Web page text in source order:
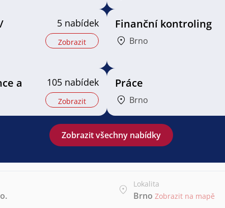
5 nabídek
Zobrazit
Finanční kontroling
Brno
a
105 nabídek
Zobrazit
Práce
Brno
Zobrazit všechny nabídky
Lokalita
Brno Zobrazit na mapě